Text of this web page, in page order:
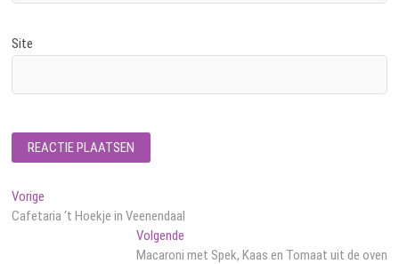
Site
Bericht
navigatie
Vorige
bericht:
Cafetaria ‘t Hoekje in Veenendaal
VolgendeVolgend
bericht:
Macaroni met Spek, Kaas en Tomaat uit de oven